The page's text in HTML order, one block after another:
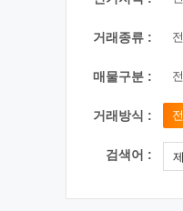
거래종류 :
매물구분 :
거래방식 :
검색어 :